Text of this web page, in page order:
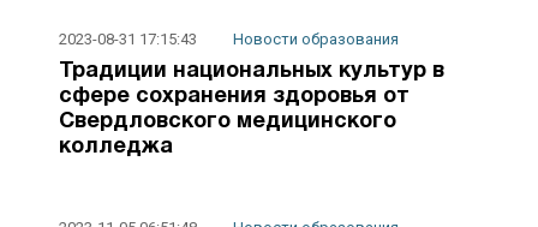
2023-08-31 17:15:43 Новости образования
Традиции национальных культур в
сфере сохранения здоровья от
Свердловского медицинского
колледжа